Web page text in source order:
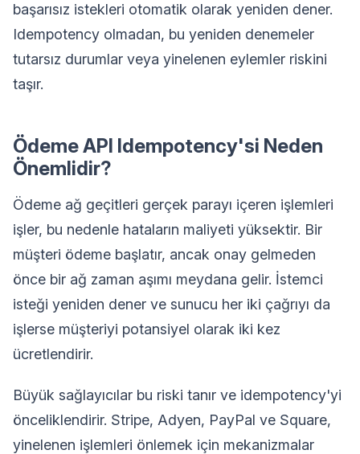
başarısız istekleri otomatik olarak yeniden dener.
Idempotency olmadan, bu yeniden denemeler
tutarsız durumlar veya yinelenen eylemler riskini
taşır.
Ödeme API Idempotency'si Neden
Önemlidir?
Ödeme ağ geçitleri gerçek parayı içeren işlemleri
işler, bu nedenle hataların maliyeti yüksektir. Bir
müşteri ödeme başlatır, ancak onay gelmeden
önce bir ağ zaman aşımı meydana gelir. İstemci
isteği yeniden dener ve sunucu her iki çağrıyı da
işlerse müşteriyi potansiyel olarak iki kez
ücretlendirir.
Büyük sağlayıcılar bu riski tanır ve idempotency'yi
önceliklendirir. Stripe, Adyen, PayPal ve Square,
yinelenen işlemleri önlemek için mekanizmalar